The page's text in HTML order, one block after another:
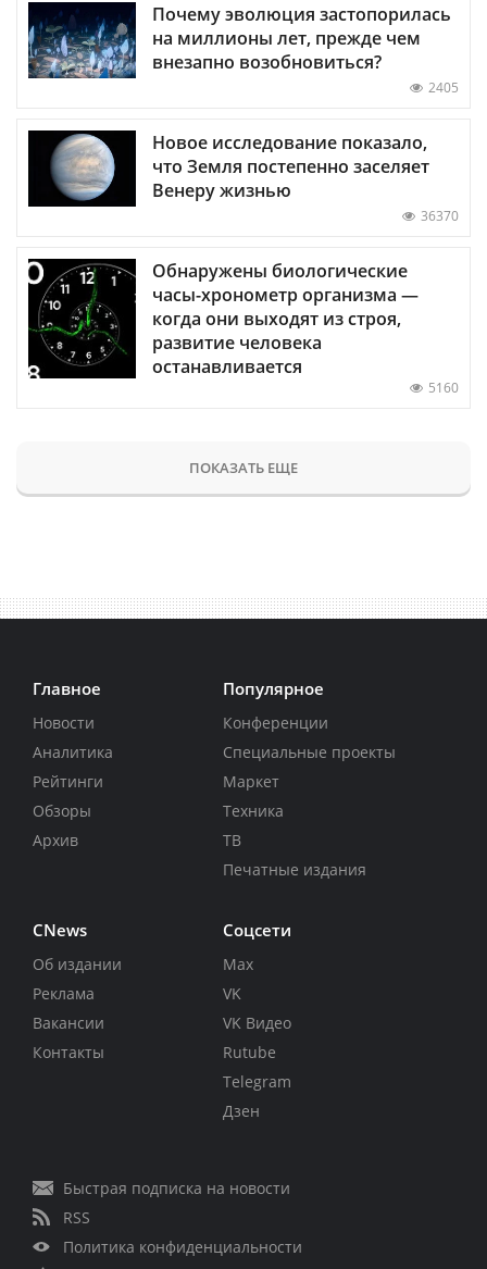
Почему эволюция застопорилась
на миллионы лет, прежде чем
внезапно возобновиться?
2405
Новое исследование показало,
что Земля постепенно заселяет
Венеру жизнью
36370
Обнаружены биологические
часы-хронометр организма —
когда они выходят из строя,
развитие человека
останавливается
5160
ПОКАЗАТЬ ЕЩЕ
Главное
Новости
Аналитика
Рейтинги
Обзоры
Архив
Популярное
Конференции
Специальные проекты
Маркет
Техника
ТВ
Печатные издания
CNews
Об издании
Реклама
Вакансии
Контакты
Соцсети
Max
VK
VK Видео
Rutube
Telegram
Дзен
Быстрая подписка на новости
RSS
Политика конфиденциальности